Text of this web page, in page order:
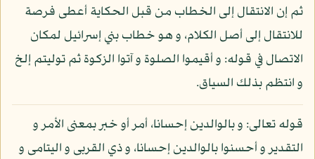
ثم إن الانتقال إلى الخطاب من قبل الحكاية أعطى فرصة
للانتقال إلى أصل الكلام، و هو خطاب بني إسرائيل لمكان
الاتصال في قوله: و أقيموا الصلوة و آتوا الزكوة ثم توليتم إلخ
و انتظم بذلك السياق.
قوله تعالى: و بالوالدين إحسانا، أمر أو خبر بمعنى الأمر و
التقدير و أحسنوا بالوالدين إحسانا، و ذي القربى و اليتامى و